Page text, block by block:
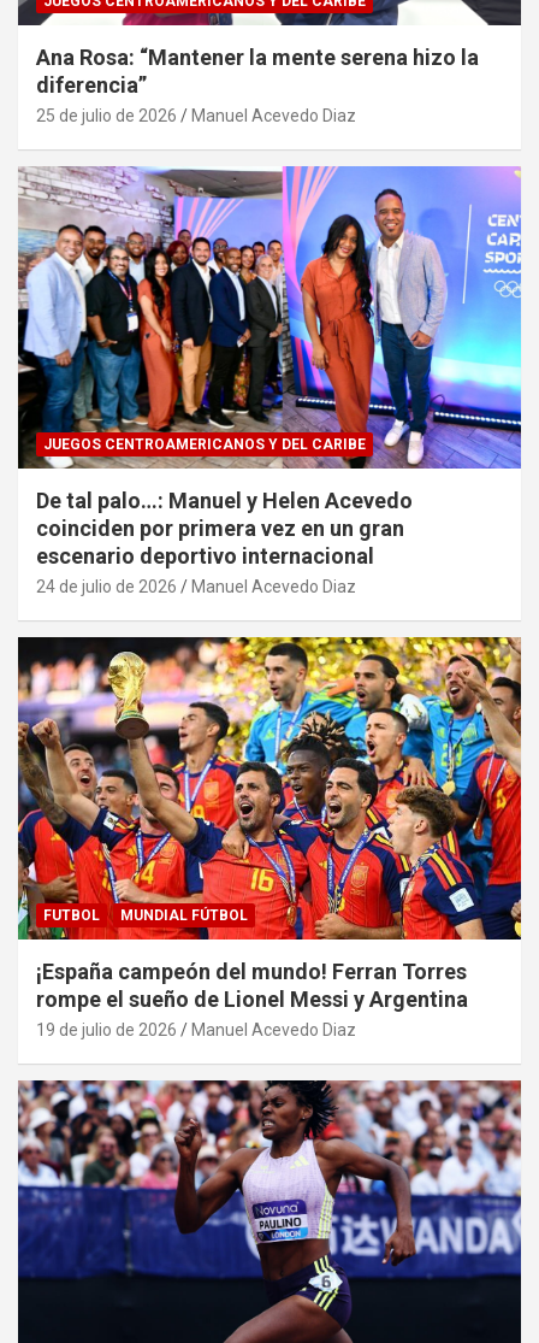
Ana Rosa: “Mantener la mente serena hizo la
diferencia”
25 de julio de 2026 Manuel Acevedo Diaz
JUEGOS CENTROAMERICANOS Y DEL CARIBE
De tal palo…: Manuel y Helen Acevedo
coinciden por primera vez en un gran
escenario deportivo internacional
24 de julio de 2026 Manuel Acevedo Diaz
FUTBOL MUNDIAL FÚTBOL
¡España campeón del mundo! Ferran Torres
rompe el sueño de Lionel Messi y Argentina
19 de julio de 2026 Manuel Acevedo Diaz